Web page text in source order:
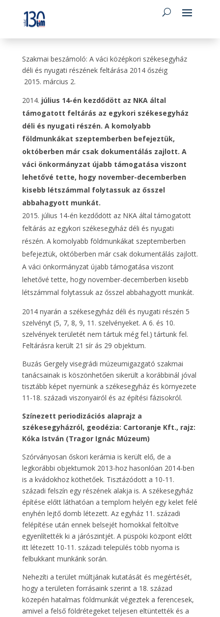
Szakmai beszámoló: A váci középkori székesegyház
déli és nyugati részének feltárása 2014 őszéig
2015. március 2.
július 14-én kezdődött az NKA által
támogatott feltárás az egykori székesegyház
déli és nyugati részén. A komolyabb
földmunkákat szeptemberben befejeztük,
októberben már csak dokumentálás zajlott. A
váci önkormányzat újabb támogatása viszont
lehetővé tette, hogy november-decemberben
kisebb létszámmal folytassuk az ősszel
abbahagyott munkát.
július 14-én kezdődött az NKA által támogatott
feltárás az egykori székesegyház déli és nyugati
részén. A komolyabb földmunkákat szeptemberben
befejeztük, októberben már csak dokumentálás zajlott.
A váci önkormányzat újabb támogatása viszont
lehetővé tette, hogy november-decemberben kisebb
létszámmal folytassuk az ősszel abbahagyott munkát.
2014 nyarán a székesegyház déli és nyugati részén 5
szelvényt (5, 7, 8, 9, 11. szelvényeket. A 6. és 10.
szelvények területét nem tártuk még fel.) tártunk fel.
Feltárásra került 21 sír ás 29 objektum.
Buzás Gergely visegrádi múzeumigazgató szakmai
tanácsainak is köszönhetően sikerült a korábbinál jóval
tisztább képet nyernünk a székesegyház és környezete
11-18. századi viszonyairól és az építési fázisokról.
Színezett periodizációs alaprajz a
székesegyházról, geodézia: Cartoranje Kft., rajz:
Kóka István (Tragor Ignác Múzeum)
Szórványosan őskori kerámia is került elő, de a
legkorábbi objektumok 2013-hoz hasonlóan 2014-ben
is a kvádokhoz köthetőek. Tisztázódott a 10-11.
századi felszín egy részének alakja is. A székesegyház
építése előtt láthatóan a templom helyén egy kelet felé
enyhén lejtő domb létezett. Az egyház 11. századi
felépítése után ennek belsejét homokkal feltöltve
egyenlítették ki a járószintjét. A püspöki központ előtt
itt létezett 10-11. századi település több nyoma is
felbukkant munkánk során.
Nehezíti a terület múltjának kutatását és megértését,
hogy a területen forrásaink szerint a 18. század
közepén hatalmas földmunkát végeztek a ferencesek,
amivel a felső földrétegeket teljesen eltüntették és a